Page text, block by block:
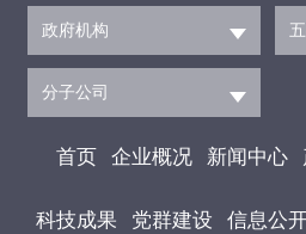
政府机构
分子公司
首页 企业概况 新闻中心
科技成果 党群建设 信息公